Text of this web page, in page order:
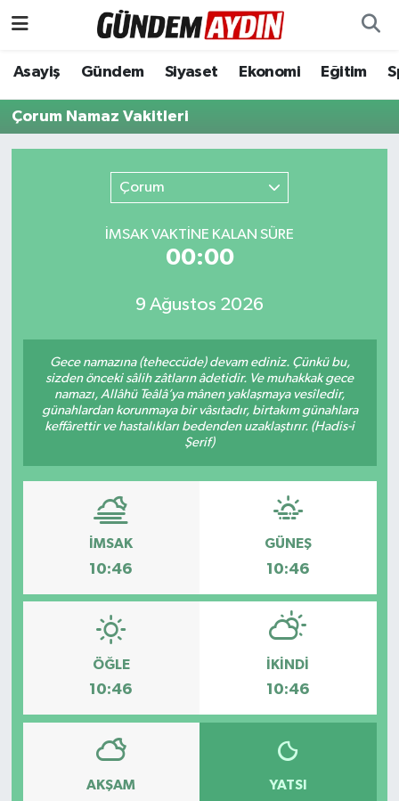
Asayiş Gündem Siyaset Ekonomi Eğitim
Çorum Namaz Vakitleri
Çorum
İMSAK VAKTİNE KALAN SÜRE
00:00
9 Ağustos 2026
Gece namazına (teheccüde) devam ediniz. Çünkü bu,
sizden önceki sâlih zâtların âdetidir. Ve muhakkak gece
namazı, Allâhü Teâlâ’ya mânen yaklaşmaya vesîledir,
günahlardan korunmaya bir vâsıtadır, birtakım günahlara
keffârettir ve hastalıkları bedenden uzaklaştırır. (Hadis-i
Şerif)
İMSAK
10:46
GÜNEŞ
10:46
ÖĞLE
10:46
İKINDI
10:46
AKŞAM YATSI
Aydın Nöbetçi Eczaneler
Aydın Hava Durumu
Aydın Trafik Yoğunluk Haritası
Süper Lig Puan Durumu ve Fikstür
Tüm Manşetler
Son Dakika Haberleri
Haber Arşivi